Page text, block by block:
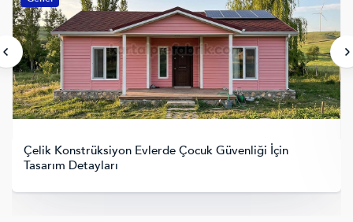
Tiny House Sahipleri İçin En Popüler 2026 Dekorasyon
Trendleri